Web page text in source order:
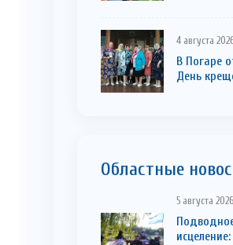
4 августа
В Погаре
День
Областные
5 августа